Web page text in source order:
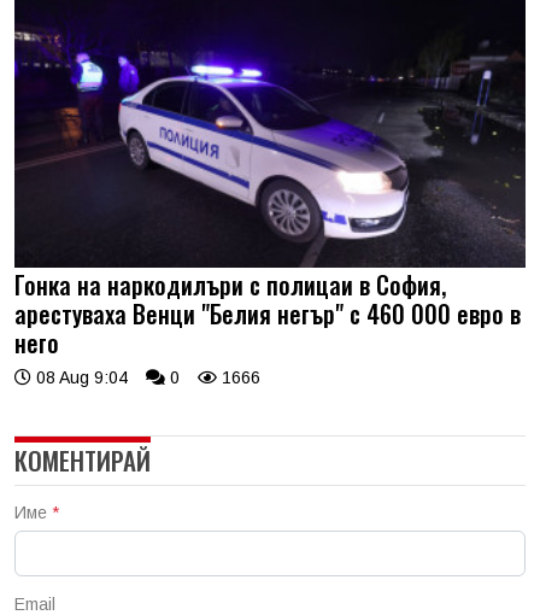
Гонка на наркодилъри с полицаи в София,
арестуваха Венци "Белия негър" с 460 000 евро в
него
08 Aug 9:04 0 1666
КОМЕНТИРАЙ
Име *
Email